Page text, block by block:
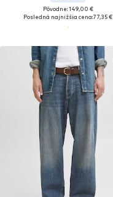
Pôvodne: 149,00 €
Posledná najnižšia cena:77,35 €